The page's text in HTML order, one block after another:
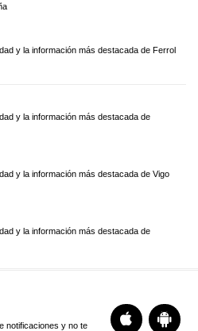
y la información más destacada de Ferrol
y la información más destacada de
y la información más destacada de Vigo
y la información más destacada de
notificaciones y no te